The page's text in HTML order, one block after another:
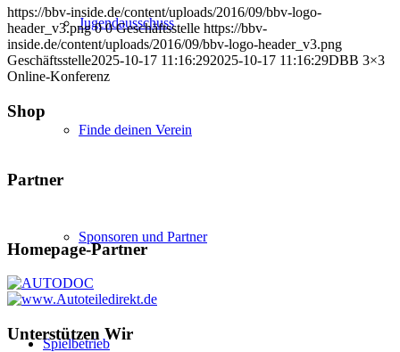
Jugendausschuss
Finde deinen Verein
Sponsoren und Partner
Spielbetrieb
https://bbv-inside.de/content/uploads/2016/09/bbv-logo-
header_v3.png 0 0 Geschäftsstelle https://bbv-
inside.de/content/uploads/2016/09/bbv-logo-header_v3.png
Geschäftsstelle2025-10-17 11:16:292025-10-17 11:16:29DBB 3×3
Online-Konferenz
Shop
Partner
Homepage-Partner
Unterstützen Wir